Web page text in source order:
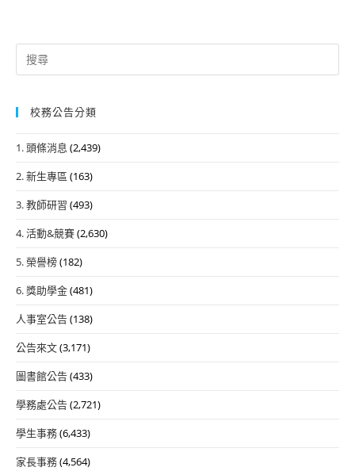
Search
for:
校務公告分類
1. 頭條消息 (2,439)
2. 新生專區 (163)
3. 教師研習 (493)
4. 活動&競賽(2,630)
5. 榮譽榜(182)
6. 獎助學金(481)
人事室公告(138)
公告來文(3,171)
圖書館公告(433)
學務處公告(2,721)
學生事務(6,433)
家長事務(4,564)